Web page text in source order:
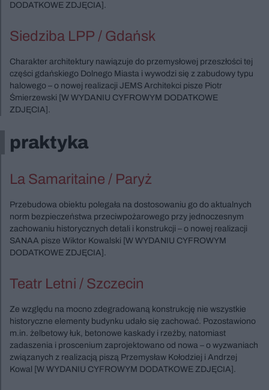
DODATKOWE ZDJĘCIA].
Siedziba LPP / Gdańsk
Charakter architektury nawiązuje do przemysłowej przeszłości tej
części gdańskiego Dolnego Miasta i wywodzi się z zabudowy typu
halowego – o nowej realizacji JEMS Architekci pisze Piotr
Śmierzewski [W WYDANIU CYFROWYM DODATKOWE
ZDJĘCIA].
praktyka
La Samaritaine / Paryż
Przebudowa obiektu polegała na dostosowaniu go do aktualnych
norm bezpieczeństwa przeciwpożarowego przy jednoczesnym
zachowaniu historycznych detali i konstrukcji – o nowej realizacji
SANAA pisze Wiktor Kowalski [W WYDANIU CYFROWYM
DODATKOWE ZDJĘCIA].
Teatr Letni / Szczecin
Ze względu na mocno zdegradowaną konstrukcję nie wszystkie
historyczne elementy budynku udało się zachować. Pozostawiono
m.in. żelbetowy łuk, betonowe kaskady i rzeźby, natomiast
zadaszenia i proscenium zaprojektowano od nowa – o wyzwaniach
związanych z realizacją piszą Przemysław Kołodziej i Andrzej
Kowal [W WYDANIU CYFROWYM DODATKOWE ZDJĘCIA].